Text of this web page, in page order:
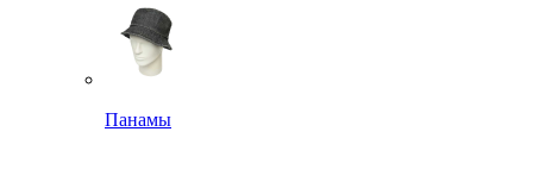
Панамы